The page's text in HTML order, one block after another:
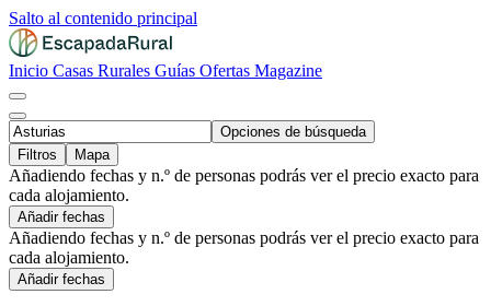
Salto al contenido principal
Inicio Casas Rurales Guías Ofertas Magazine
Opciones de búsqueda
Filtros
Mapa
Añadiendo fechas y n.º de personas podrás ver el precio exacto para
cada alojamiento.
Añadir fechas
Añadiendo fechas y n.º de personas podrás ver el precio exacto para
cada alojamiento.
Añadir fechas